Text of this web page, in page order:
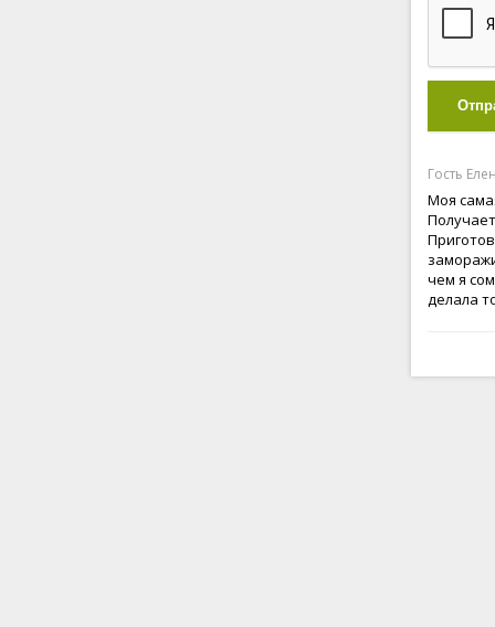
Гость
Моя
чем я
делала